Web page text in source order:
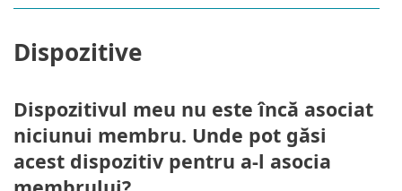
Dispozitive
Dispozitivul meu nu este încă asociat
niciunui membru. Unde pot găsi
acest dispozitiv pentru a-l asocia